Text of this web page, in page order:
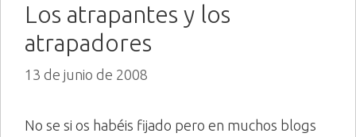
Los atrapantes y los
atrapadores
13 de junio de 2008
No se si os habéis fijado pero en muchos blogs